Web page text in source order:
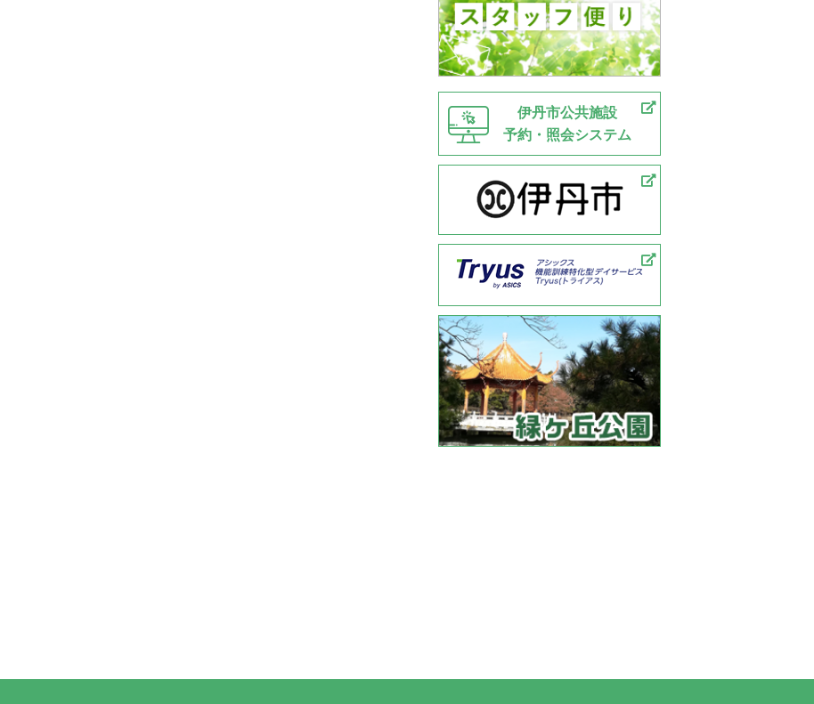
伊丹市公共施設
予約・照会システム